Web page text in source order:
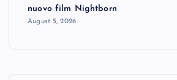
nuovo film Nightborn
August 5, 2026